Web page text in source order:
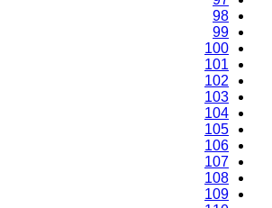
98
99
100
101
102
103
104
105
106
107
108
109